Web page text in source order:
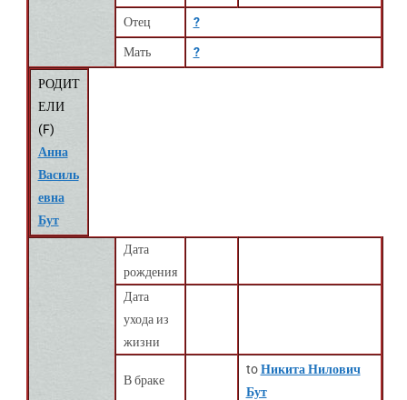
Отец ?
Мать ?
РОДИТ
ЕЛИ
(F)
Анна
Василь
евна
Бут
Дата
рождения
Дата
ухода из
жизни
В браке
toНикита Нилович
Бут